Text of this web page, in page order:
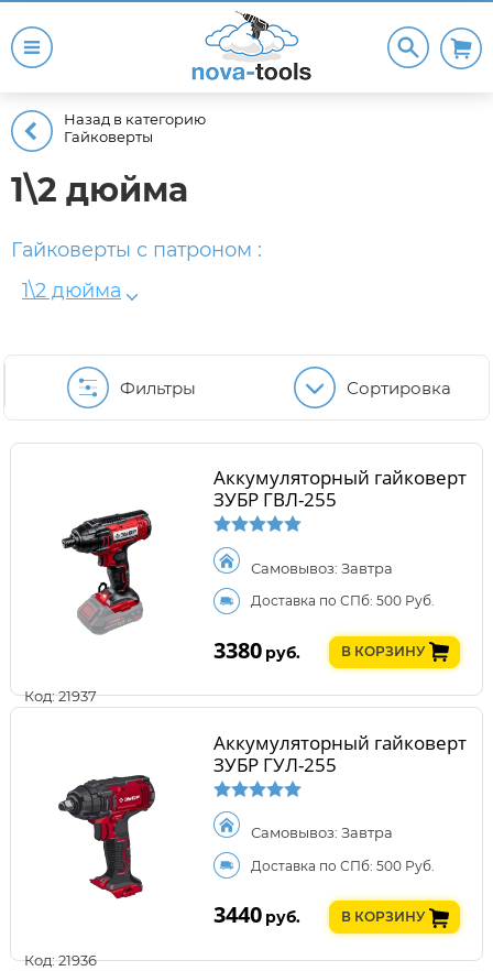
Назад в категорию
Гайковерты
1\2 дюйма
Гайковерты с патроном :
1\2 дюйма
Фильтры Сортировка
Код: 21937
Аккумуляторный гайковерт
ЗУБР ГВЛ-255
Самовывоз: Завтра
Доставка по СПб: 500 Руб.
3380 руб. В КОРЗИНУ
Код: 21936
Аккумуляторный гайковерт
ЗУБР ГУЛ-255
Самовывоз: Завтра
Доставка по СПб: 500 Руб.
3440 руб. В КОРЗИНУ